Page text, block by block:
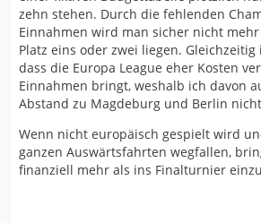
zehn stehen. Durch die fehlenden
Einnahmen wird man sicher nicht
Platz eins oder zwei liegen.
dass die Europa League eher Kosten
Einnahmen bringt, weshalb ich davon
Abstand zu Magdeburg und Berlin
Wenn nicht europäisch gespielt wird
ganzen Auswärtsfahrten wegfallen,
finanziell mehr als ins Finalturnier